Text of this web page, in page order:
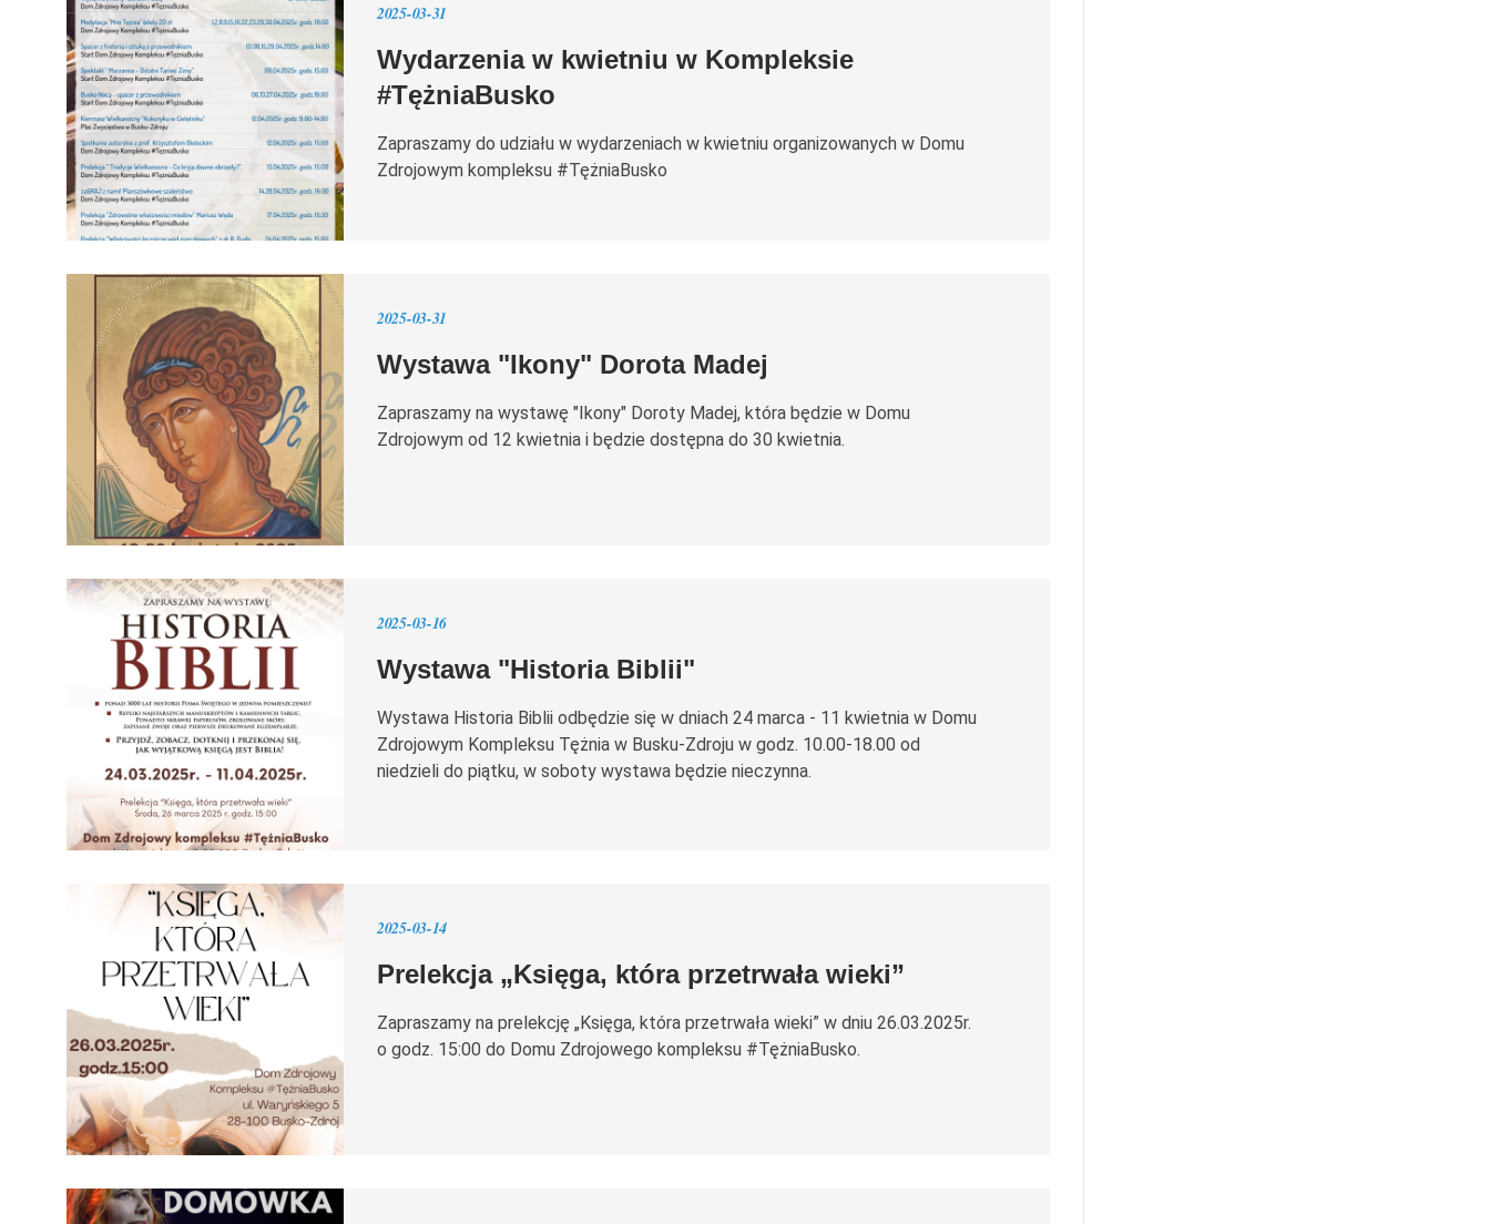
2025-03-31
Wydarzenia w kwietniu w Kompleksie
#TężniaBusko
Zapraszamy do udziału w wydarzeniach w kwietniu organizowanych w Domu
Zdrojowym kompleksu #TężniaBusko
2025-03-31
Wystawa "Ikony" Dorota Madej
Zapraszamy na wystawę "Ikony" Doroty Madej, która będzie w Domu
Zdrojowym od 12 kwietnia i będzie dostępna do 30 kwietnia.
2025-03-16
Wystawa "Historia Biblii"
Wystawa Historia Biblii odbędzie się w dniach 24 marca - 11 kwietnia w Domu
Zdrojowym Kompleksu Tężnia w Busku-Zdroju w godz. 10.00-18.00 od
niedzieli do piątku, w soboty wystawa będzie nieczynna.
2025-03-14
Prelekcja „Księga, która przetrwała wieki”
Zapraszamy na prelekcję „Księga, która przetrwała wieki” w dniu 26.03.2025r.
o godz. 15:00 do Domu Zdrojowego kompleksu #TężniaBusko.